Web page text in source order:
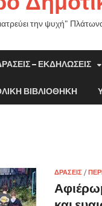
την ψυχή"
– ΕΚΔΗΛΏΣΕΙΣ
ΒΙΒΛΙΟΘΉΚΗ
ΔΡΆΣΕΙΣ /